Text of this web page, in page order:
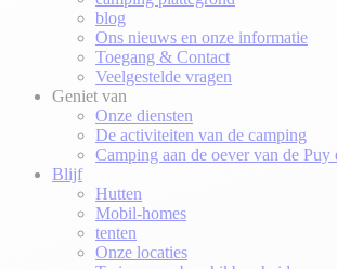
blog
Ons nieuws en onze informatie
Toegang & Contact
Veelgestelde vragen
Geniet van
Onze diensten
De activiteiten van de camping
Camping aan de oever van de
Blijf
Hutten
Mobil-homes
tenten
Onze locaties